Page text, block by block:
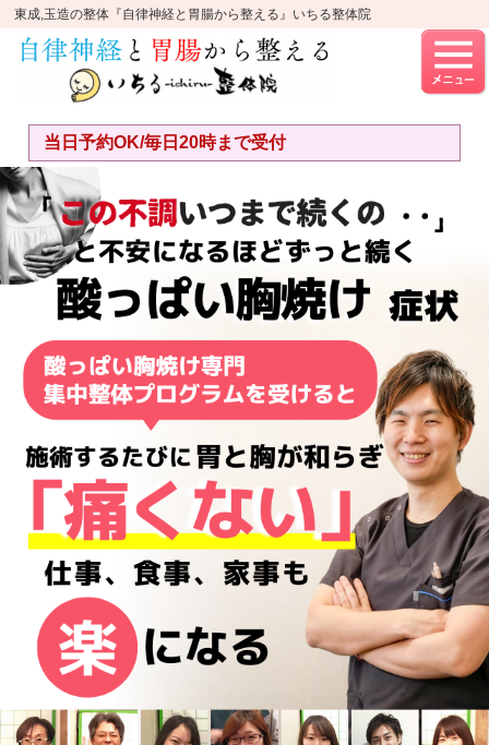
東成,玉造の整体『自律神経と胃腸から整える』いちる整体院
当日予約OK/毎日20時まで受付